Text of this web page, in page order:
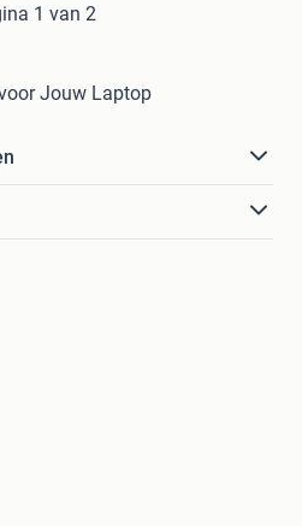
1 van 2
Jouw Laptop